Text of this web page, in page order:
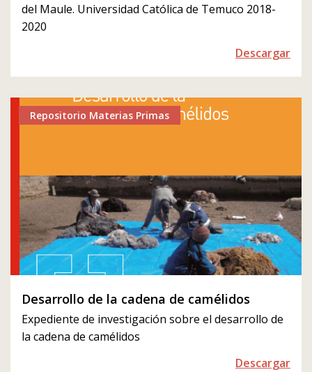
del Maule. Universidad Católica de Temuco 2018-
2020
Descargar
Repositorio Materias Primas
Desarrollo de la cadena de camélidos
Expediente de investigación sobre el desarrollo de
la cadena de camélidos
Descargar